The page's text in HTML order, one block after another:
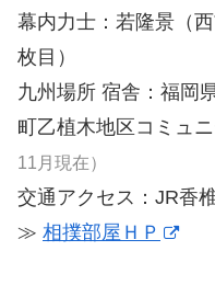
幕内力士：若隆景（
枚目）
九州場所 宿舎：福岡
町乙植木地区コミュ
11月現在）
交通アクセス：JR香
≫ 相撲部屋ＨＰ